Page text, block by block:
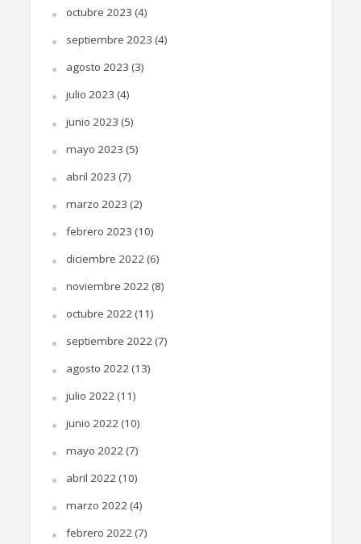
octubre 2023 (4)
septiembre 2023 (4)
agosto 2023 (3)
julio 2023 (4)
junio 2023 (5)
mayo 2023 (5)
abril 2023 (7)
marzo 2023 (2)
febrero 2023 (10)
diciembre 2022(6)
noviembre 2022(8)
octubre 2022(11)
septiembre 2022(7)
agosto 2022(13)
julio 2022(11)
junio 2022(10)
mayo 2022(7)
abril 2022(10)
marzo 2022(4)
febrero 2022(7)